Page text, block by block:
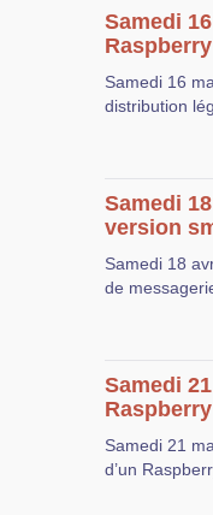
Samedi
Samedi 16
distribution
Samedi
version
Samedi 18
de
Samedi
Samedi 21
d’un